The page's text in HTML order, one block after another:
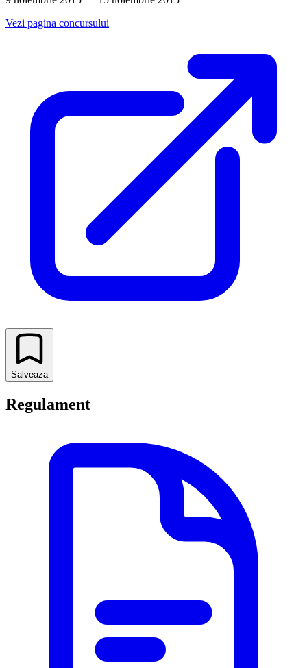
Vezi pagina concursului
Salveaza
Regulament